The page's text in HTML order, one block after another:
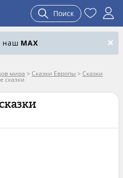
Поиск
наш MAX
мира > Сказки Европы > Сказки
сказки